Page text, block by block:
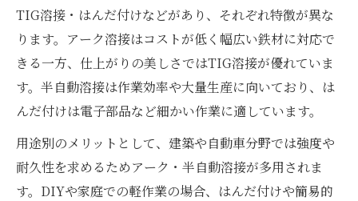
TIG溶接・はんだ付けなどがあり、それぞれ特徴が異な
ります。アーク溶接はコストが低く幅広い鉄材に対応で
きる一方、仕上がりの美しさではTIG溶接が優れていま
す。半自動溶接は作業効率や大量生産に向いており、は
んだ付けは電子部品など細かい作業に適しています。
用途別のメリットとして、建築や自動車分野では強度や
耐久性を求めるためアーク・半自動溶接が多用されま
す。DIYや家庭での軽作業の場合、はんだ付けや簡易的